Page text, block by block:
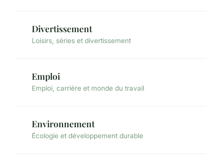
Divertissement
Loisirs, séries et divertissement
Emploi
Emploi, carrière et monde du travail
Environnement
Écologie et développement durable